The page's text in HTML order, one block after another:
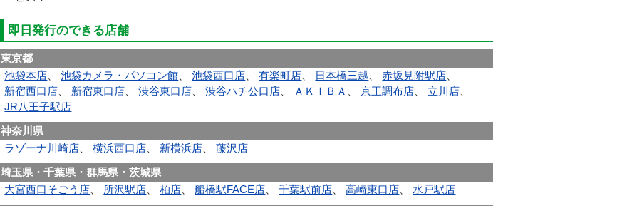
即日発行のできる店舗
東京都
池袋本店 、池袋カメラ・パソコン館 、池袋西口店 、有楽町店 日本橋三越 、赤坂見附駅店
新宿西口店
新宿東口店 、渋谷東口店 、渋谷ハチ公口店 ＡＫＩＢＡ 、京王調布店 立川店
JR八王子駅店
神奈川県
ラゾーナ川崎店 、横浜西口店 新横浜店 、藤沢店
埼玉県・千葉県・群馬県・茨城県
大宮西口そごう店
所沢駅店 、柏店 、船橋駅FACE店 、千葉駅前店 、高崎東口店
水戸駅店